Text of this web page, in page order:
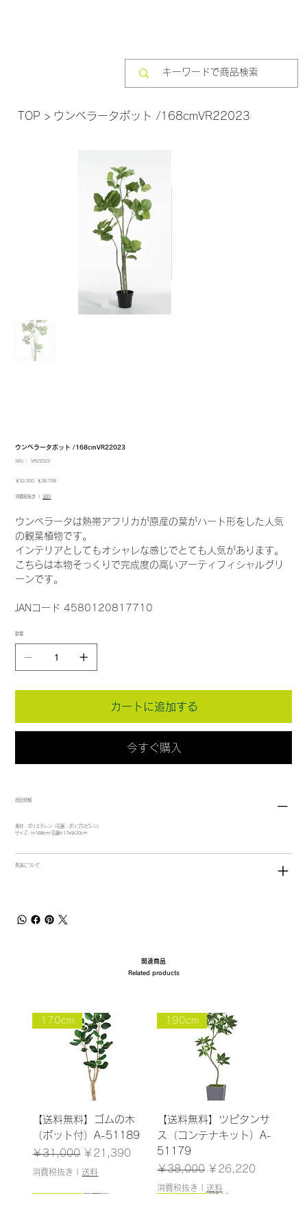
TOP > ウンベラータポット /168cmVR22023
ウンベラータポット /168cmVR22023
SKU：
SKU：
VR22023
元
価
￥32,200
セ
ル
格
￥26,726
消費税抜き | 送料
ウンベラータは熱帯アフリカが原産の葉がハート形をした人気
の観葉植物です。
インテリアとしてもオシャレな感じでとても人気があります。
こちらは本物そっくりで完成度の高いアーティフィシャルグリ
ーンです。
JANコード 4580120817710
数量
カートに追加する
今すぐ購入
商品情報
素材：ポリエチレン（花器：ポリプロピレン）
サイズ：H168cm/花器H17×W20cm
発送について
関連商品
Related products
170cm
【送料無料】ゴムの木
（ポット付）A-51189
通常価格
￥31,000 セール価格
￥21,390
消費税抜き 送料
190cm
【送料無料】ツピタンサ
ス（コンテナキット）A-
51179
通常価格
￥38,000 セール価格
￥26,220
消費税抜き 送料